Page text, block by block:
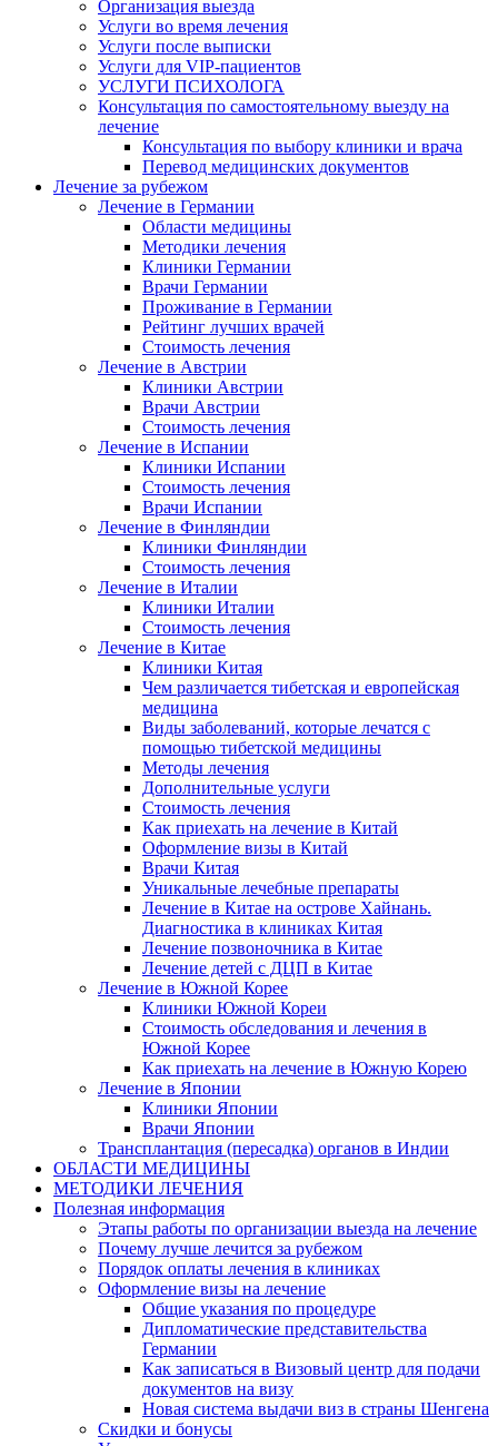
Организация выезда
Услуги во время лечения
Услуги после выписки
Услуги для VIP-пациентов
УСЛУГИ ПСИХОЛОГА
Консультация по самостоятельному выезду на
лечение
Консультация по выбору клиники и врача
Перевод медицинских документов
Лечение за рубежом
Лечение в Германии
Области медицины
Методики лечения
Клиники Германии
Врачи Германии
Проживание в Германии
Рейтинг лучших врачей
Стоимость лечения
Лечение в Австрии
Клиники Австрии
Врачи Австрии
Стоимость лечения
Лечение в Испании
Клиники Испании
Стоимость лечения
Врачи Испании
Лечение в Финляндии
Клиники Финляндии
Стоимость лечения
Лечение в Италии
Клиники Италии
Стоимость лечения
Лечение в Китае
Клиники Китая
Чем различается тибетская и европейская
медицина
Виды заболеваний, которые лечатся с
помощью тибетской медицины
Методы лечения
Дополнительные услуги
Стоимость лечения
Как приехать на лечение в Китай
Оформление визы в Китай
Врачи Китая
Уникальные лечебные препараты
Лечение в Китае на острове Хайнань.
Диагностика в клиниках Китая
Лечение позвоночника в Китае
Лечение детей с ДЦП в Китае
Лечение в Южной Корее
Клиники Южной Кореи
Стоимость обследования и лечения в
Южной Корее
Как приехать на лечение в Южную Корею
Лечение в Японии
Клиники Японии
Врачи Японии
Трансплантация (пересадка) органов в Индии
ОБЛАСТИ МЕДИЦИНЫ
МЕТОДИКИ ЛЕЧЕНИЯ
Полезная информация
Этапы работы по организации выезда на лечение
Почему лучше лечится за рубежом
Порядок оплаты лечения в клиниках
Оформление визы на лечение
Общие указания по процедуре
Дипломатические представительства
Германии
Как записаться в Визовый центр для подачи
документов на визу
Новая система выдачи виз в страны Шенгена
Скидки и бонусы